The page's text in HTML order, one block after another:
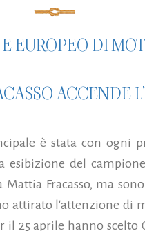
EUROPEO DI
ACCENDE
è stata con ogni
esibizione del
Mattia Fracasso, ma
attirato l'attenzione di
il 25 aprile hanno scelto